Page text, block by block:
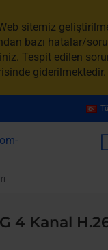
sitemiz
bazı hatalar/
Tespit edilen
giderilmektedir.
4 Kanal